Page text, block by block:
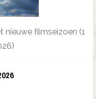
nieuwe filmseizoen (1